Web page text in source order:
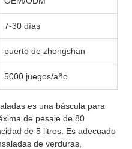
7-30 días
puerto de zhongshan
5000 juegos/año
es una báscula para
de pesaje de 80
de 5 litros. Es adecuado
de verduras,